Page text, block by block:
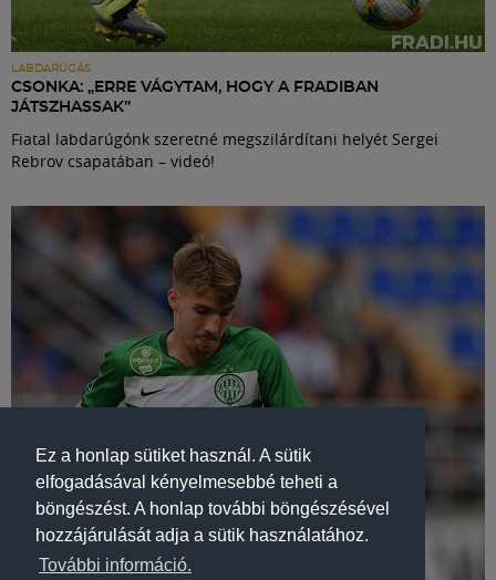
Ez a honlap sütiket használ. A sütik
elfogadásával kényelmesebbé teheti a
böngészést. A honlap további böngészésével
hozzájárulását adja a sütik használatához.
További információ.
LABDARÚGÁS
CSONKA: „ERRE VÁGYTAM, HOGY A FRADIBAN
JÁTSZHASSAK”
Fiatal labdarúgónk szeretné megszilárdítani helyét Sergei
Rebrov csapatában – videó!